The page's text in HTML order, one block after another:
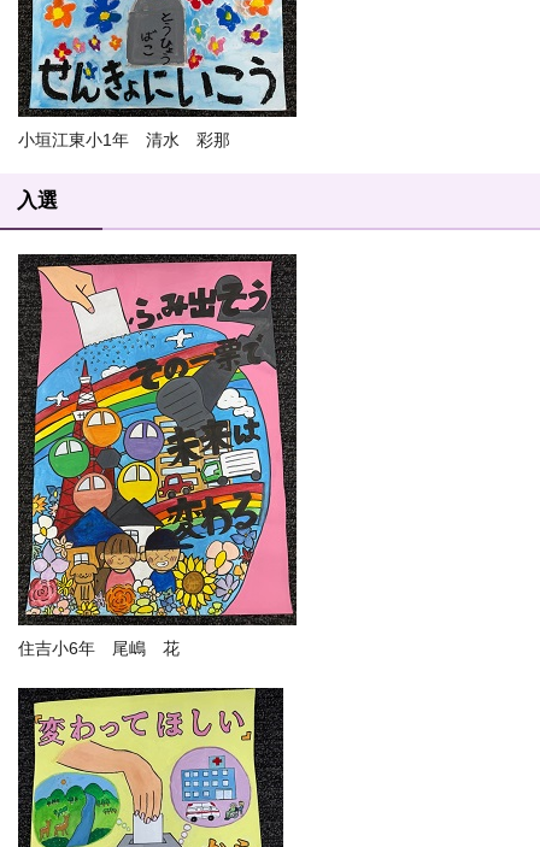
小垣江東小1年 清水 彩那
入選
住吉小6年 尾嶋 花